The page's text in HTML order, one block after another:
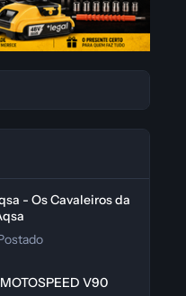
- Os Cavaleiros da
V90